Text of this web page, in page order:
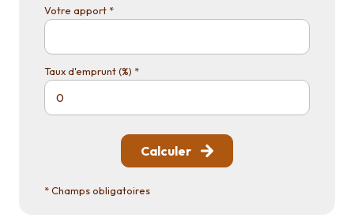
Votre apport *
Taux d'emprunt (%) *
Calculer
* Champs obligatoires